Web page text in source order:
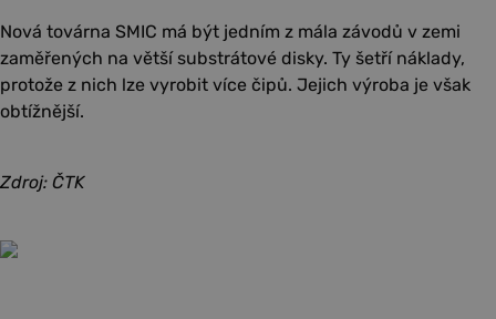
Nová továrna SMIC má být jedním z mála závodů v zemi
zaměřených na větší substrátové disky. Ty šetří náklady,
protože z nich lze vyrobit více čipů. Jejich výroba je však
obtížnější.
Zdroj: ČTK